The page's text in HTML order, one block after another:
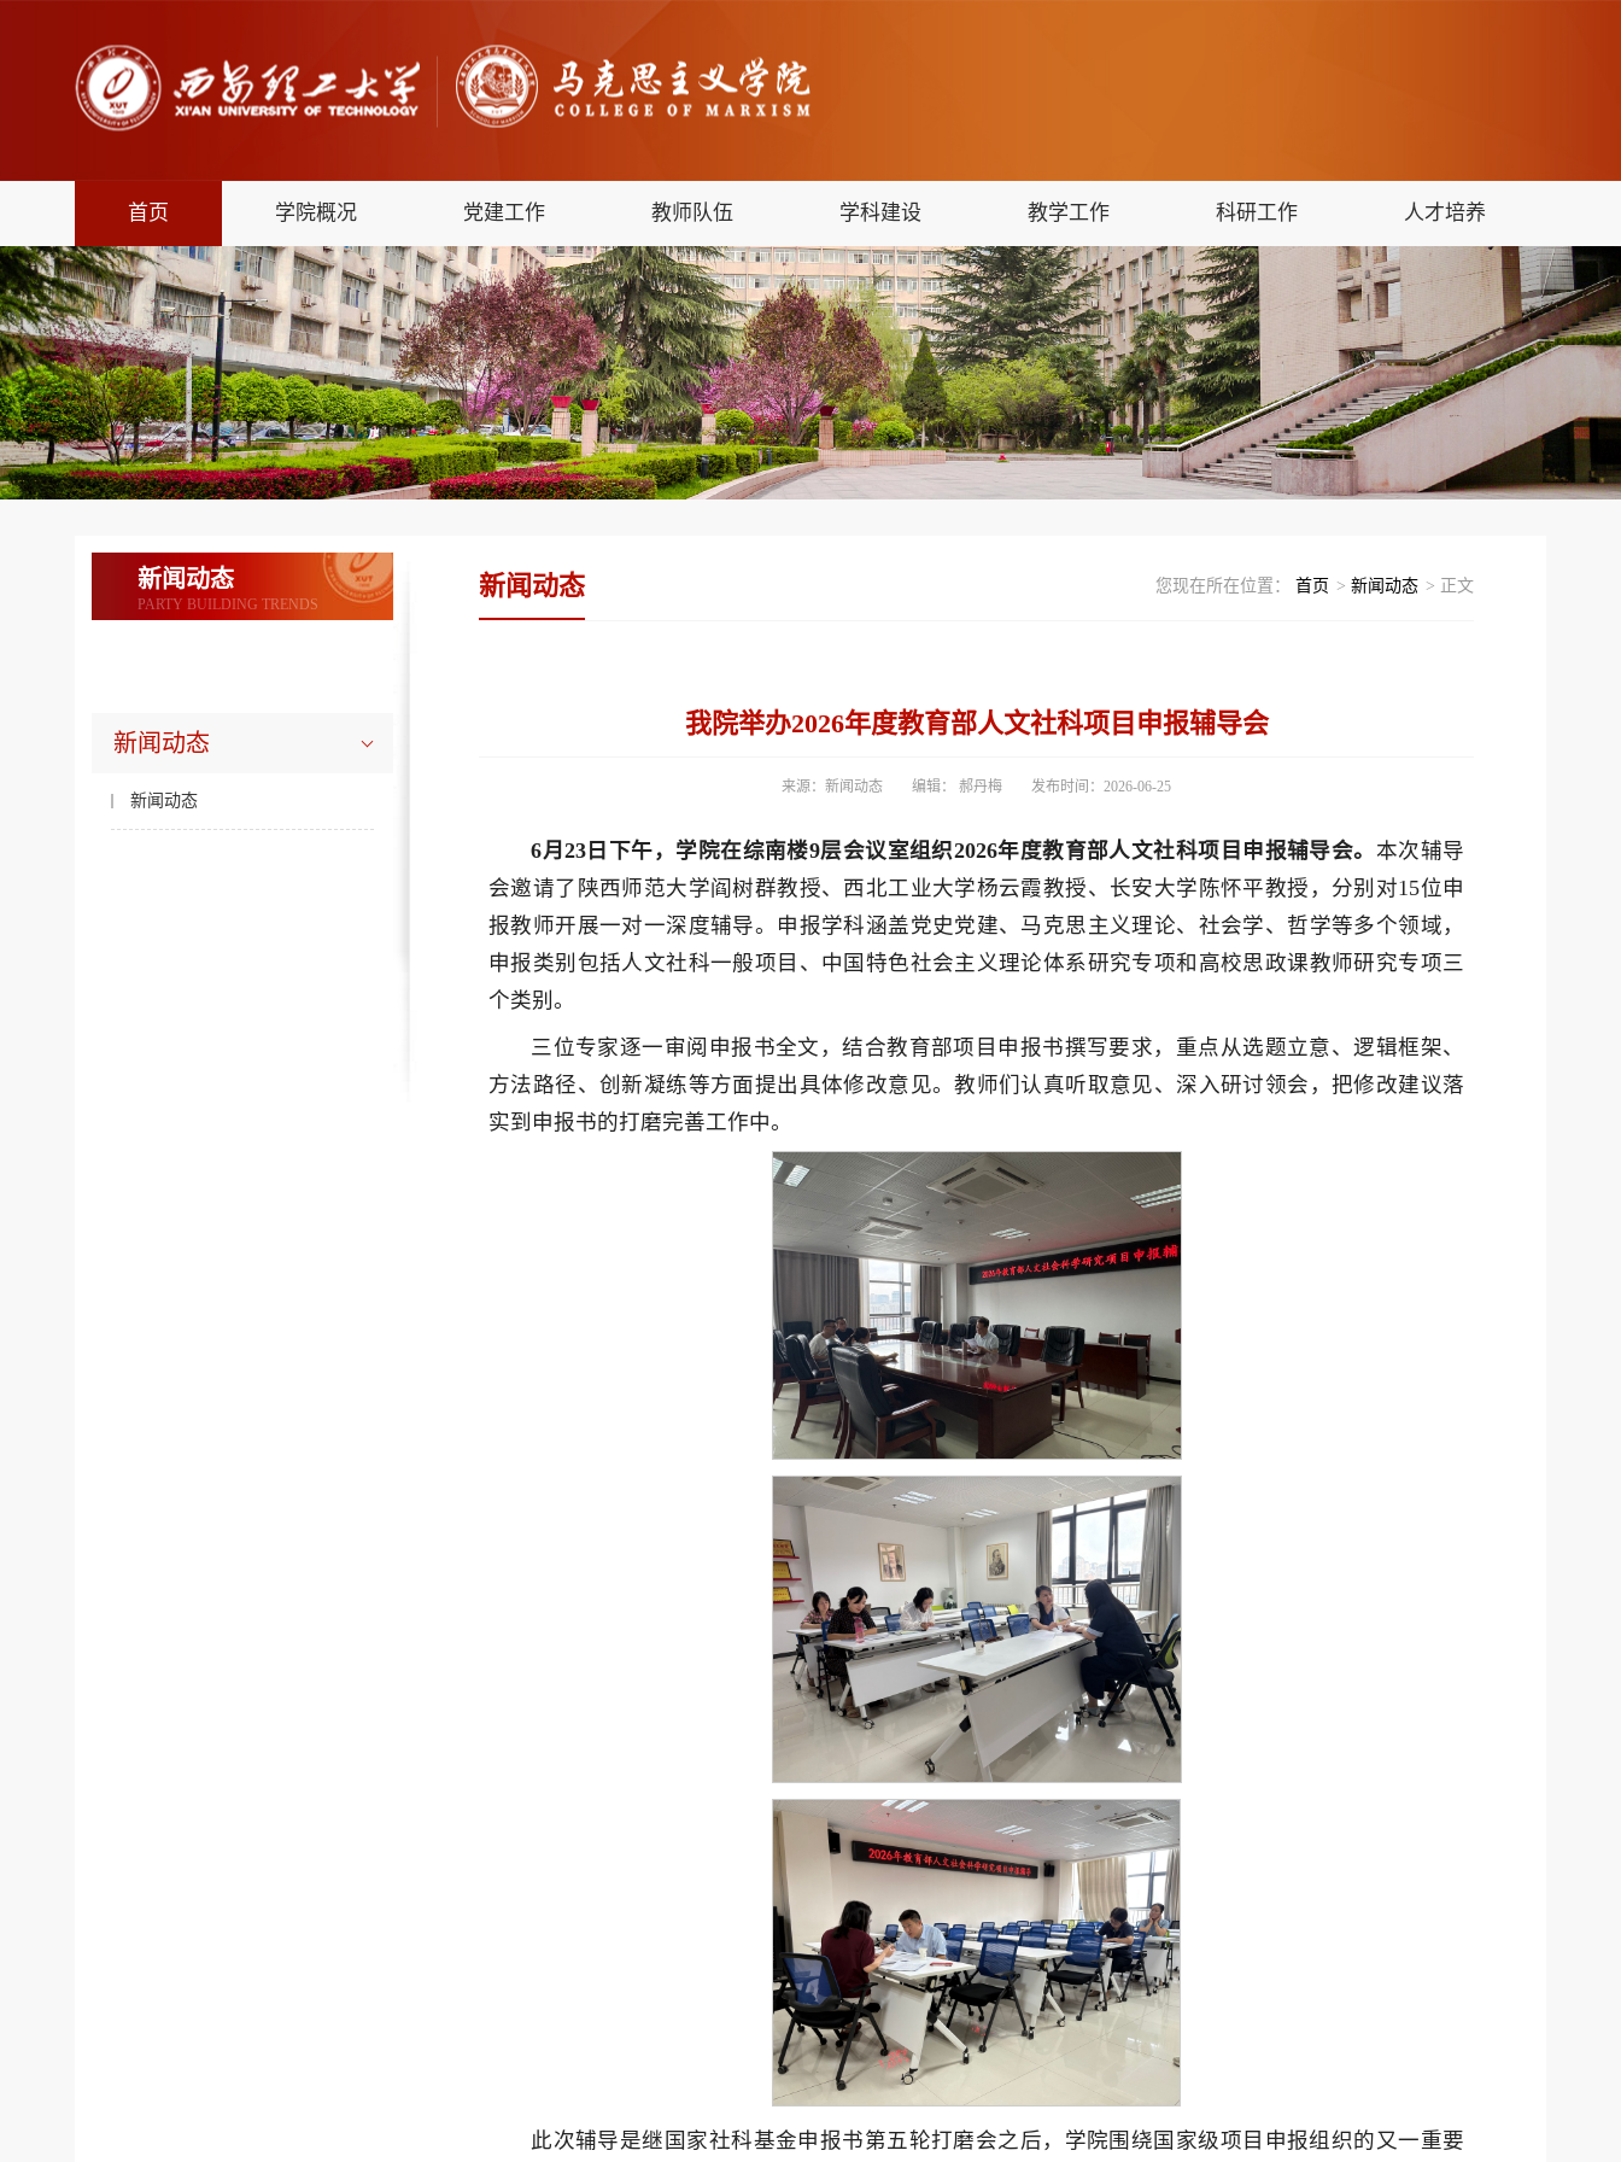
首页 学院概况 党建工作 教师队伍 学科建设 教学工作 科研工作 人才培养
新闻动态
PARTY BUILDING TRENDS
新闻动态
新闻动态
新闻动态 您现在所在位置： 首页 > 新闻动态 > 正文
我院举办2026年度教育部人文社科项目申报辅导会
来源：新闻动态 编辑： 郝丹梅 发布时间：2026-06-25
6月23日下午，学院在综南楼9层会议室组织2026年度教育部人文社科项目申报辅导会。 本次辅导
会邀请了陕西师范大学阎树群教授、西北工业大学杨云霞教授、长安大学陈怀平教授，分别对15位申
报教师开展一对一深度辅导。申报学科涵盖党史党建、马克思主义理论、社会学、哲学等多个领域，
申报类别包括人文社科一般项目、中国特色社会主义理论体系研究专项和高校思政课教师研究专项三
个类别。
三位专家逐一审阅申报书全文，结合教育部项目申报书撰写要求，重点从选题立意、逻辑框架、
方法路径、创新凝练等方面提出具体修改意见。教师们认真听取意见、深入研讨领会，把修改建议落
实到申报书的打磨完善工作中。
此次辅导是继国家社科基金申报书第五轮打磨会之后，学院围绕国家级项目申报组织的又一重要